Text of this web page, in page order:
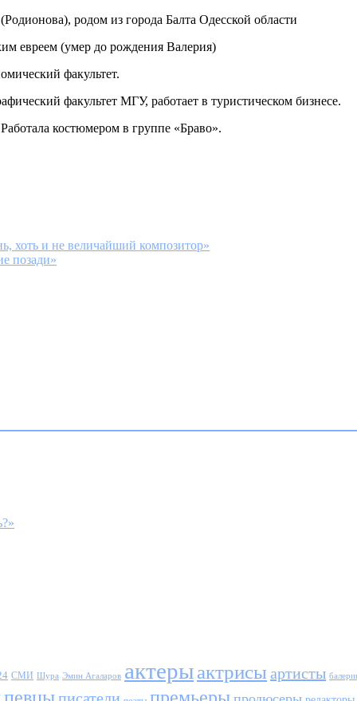
родом из города Балта Одесской области
евреем (умер до рождения Валерия)
факультет.
факультет МГУ, работает в туристическом бизнесе.
костюмером в группе «Браво».
хоть и не величайший композитор»
позади»
СМИ Шура Эмин Агаларов актерыактрисы артисты
певцы премьеры